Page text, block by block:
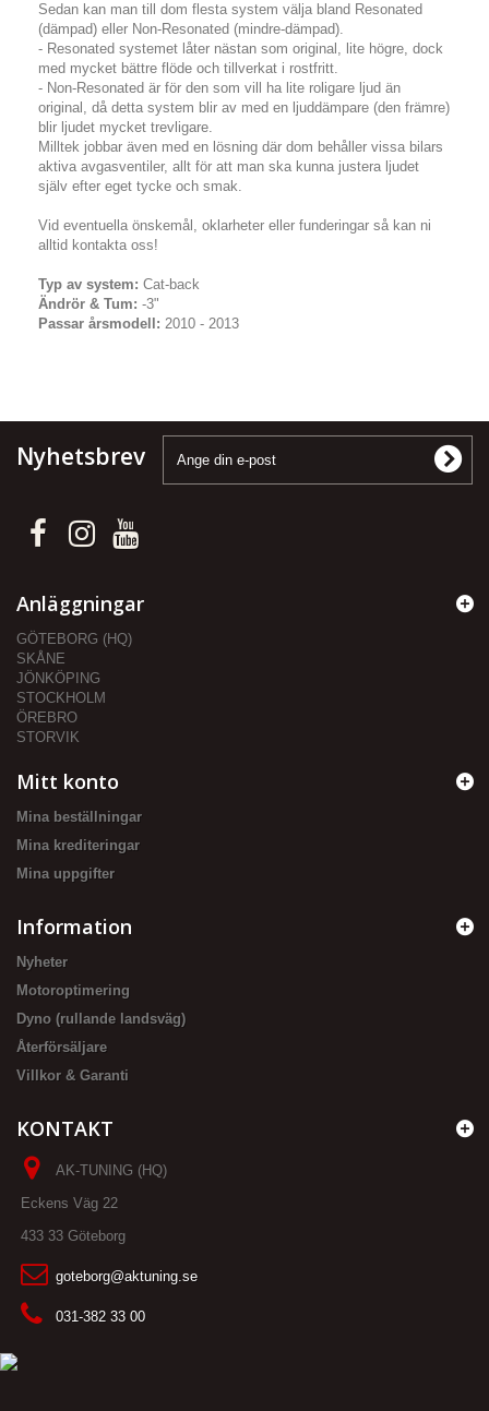
Sedan kan man till dom flesta system välja bland Resonated
(dämpad) eller Non-Resonated (mindre-dämpad).
- Resonated systemet låter nästan som original, lite högre, dock
med mycket bättre flöde och tillverkat i rostfritt.
- Non-Resonated är för den som vill ha lite roligare ljud än
original, då detta system blir av med en ljuddämpare (den främre)
blir ljudet mycket trevligare.
Milltek jobbar även med en lösning där dom behåller vissa bilars
aktiva avgasventiler, allt för att man ska kunna justera ljudet
själv efter eget tycke och smak.
Vid eventuella önskemål, oklarheter eller funderingar så kan ni
alltid kontakta oss!
Typ av system: Cat-back
Ändrör & Tum: -3"
Passar årsmodell: 2010 - 2013
Nyhetsbrev
Anläggningar
GÖTEBORG (HQ)
SKÅNE
JÖNKÖPING
STOCKHOLM
ÖREBRO
STORVIK
Mitt konto
Mina beställningar
Mina krediteringar
Mina uppgifter
Information
Nyheter
Motoroptimering
Dyno (rullande landsväg)
Återförsäljare
Villkor & Garanti
KONTAKT
AK-TUNING (HQ)
Eckens Väg 22
433 33 Göteborg
goteborg@aktuning.se
031-382 33 00